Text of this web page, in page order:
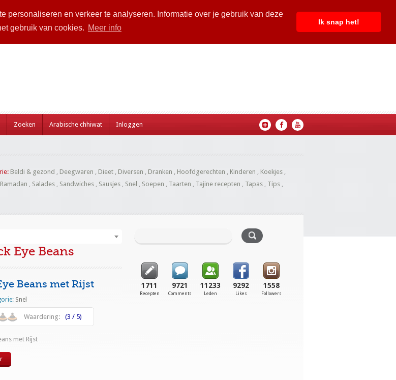
personaliseren en verkeer te analyseren. Informatie over je gebruik van deze
gebruik van cookies. Meer info
Ik snap het!
Zoeken Arabische chhiwat Inloggen
Beldi & gezond , Deegwaren , Dieet , Diversen , Dranken , Hoofdgerechten , Kinderen , Koekjes ,
Ramadan , Salades , Sandwiches , Sausjes , Snel , Soepen , Taarten , Tajine recepten , Tapas , Tips ,
Eye Beans
Beans met Rijst
Snel
Waardering: (3 / 5)
met Rijst
1711
Recepten
9721
Comments
11233
Leden
9292
Likes
1558
Followers